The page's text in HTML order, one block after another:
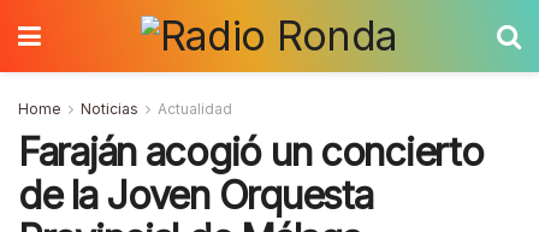
Home Noticias Actualidad
Faraján acogió un concierto
de la Joven Orquesta